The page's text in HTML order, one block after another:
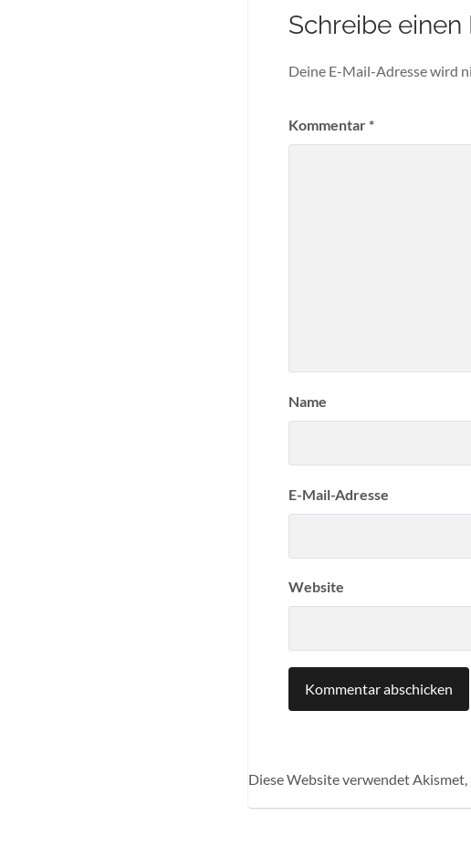
Schreibe
Deine E-Mail-Adresse wird
Kommentar*
Name
E-Mail-Adresse
Website
Diese Website verwendet Akismet,